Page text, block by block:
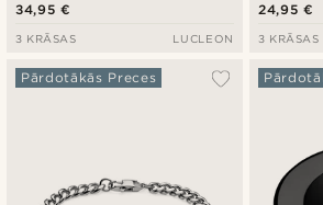
34,95 €
3 KRĀSAS LUCLEON
24,95 €
3 KRĀSAS
Pārdotākās Preces